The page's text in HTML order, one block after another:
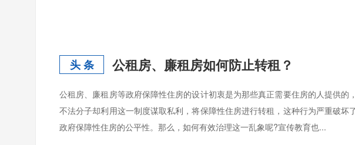
头 条 公租房、廉租房如何防止转租？
公租房、廉租房等政府保障性住房的设计初衷是为那些真正需要住房的人提供的
不法分子却利用这一制度谋取私利，将保障性住房进行转租，这种行为严重破坏
政府保障性住房的公平性。那么，如何有效治理这一乱象呢?宣传教育也...